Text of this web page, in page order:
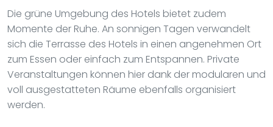
Die grüne Umgebung des Hotels bietet zudem
Momente der Ruhe. An sonnigen Tagen verwandelt
sich die Terrasse des Hotels in einen angenehmen Ort
zum Essen oder einfach zum Entspannen. Private
Veranstaltungen können hier dank der modularen und
voll ausgestatteten Räume ebenfalls organisiert
werden.